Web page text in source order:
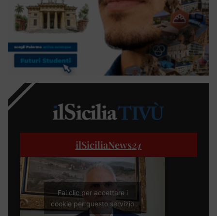
ilSiciliaNews24
Fai clic per accettare i
cookie per questo servizio